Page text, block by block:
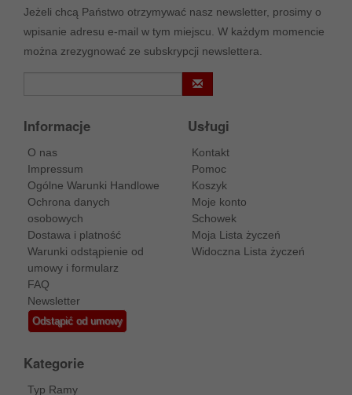
Jeżeli chcą Państwo otrzymywać nasz newsletter, prosimy o
wpisanie adresu e-mail w tym miejscu. W każdym momencie
można zrezygnować ze subskrypcji newslettera.
Informacje
O nas
Impressum
Ogólne Warunki Handlowe
Ochrona danych
osobowych
Dostawa i platność
Warunki odstąpienie od
umowy i formularz
FAQ
Newsletter
Odstąpić od umowy
Usługi
Kontakt
Pomoc
Koszyk
Moje konto
Schowek
Moja Lista życzeń
Widoczna Lista życzeń
Kategorie
Typ Ramy